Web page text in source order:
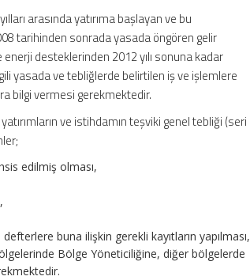
arasında yatırıma başlayan ve bu
tarihinden sonrada yasada öngören gelir
desteklerinden 2012 yılı sonuna kadar
yasada ve tebliğlerde belirtilen iş ve işlemlere
bilgi vermesi gerekmektedir.
ve istihdamın teşviki genel tebliği (seri
edilmiş olması,
buna ilişkin gerekli kayıtların yapılması,
Bölge Yöneticiliğine, diğer bölgelerde